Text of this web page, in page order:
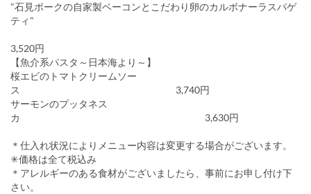
"石見ポークの自家製ベーコンとこだわり卵のカルボナーラスパゲ
ティ"
3,520円
【魚介系パスタ～日本海より～】
桜エビのトマトクリームソー
ス 3,740円
サーモンのプッタネス
カ 3,630円
＊仕入れ状況によりメニュー内容は変更する場合がございます。
✳︎価格は全て税込み
＊アレルギーのある食材がございましたら、事前にお申し付け下
さい。